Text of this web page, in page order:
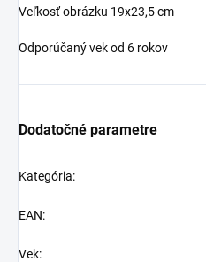
Veľkosť obrázku 19x23,5 cm
Odporúčaný vek od 6 rokov
Dodatočné parametre
Kategória:
EAN:
Vek: